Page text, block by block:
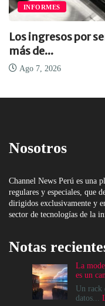
INFORMES
Los ingresos por
más de...
Ago 7, 2026
Nosotros
Channel News Perú es una
regulares y especiales, que
dirigidos exclusivamente y
sector de tecnologías de la
Notas
La
es un
Un rack
datos...